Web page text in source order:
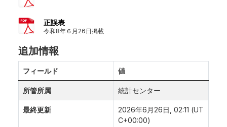
正誤表
令和8年６月26日掲載
追加情報
フィールド 値
所管所属 統計センター
最終更新
2026年6月26日, 02:11 (UT
C+00:00)